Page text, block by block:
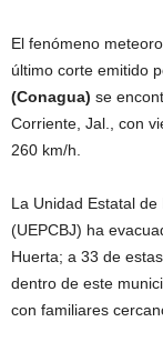
El fenómeno
último corte emitido
(Conagua) se
Corriente, Jal., con
260 km/h.
La Unidad Estatal
(UEPCBJ) ha
Huerta; a 33 de
dentro de este
con familiares